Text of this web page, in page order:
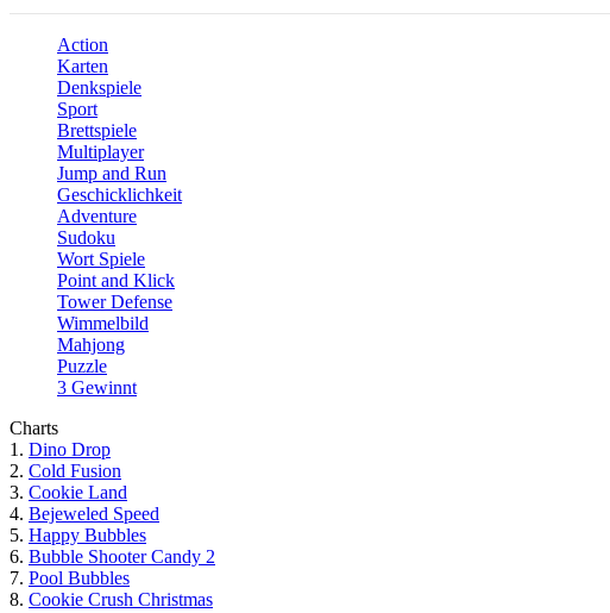
Action
Karten
Denkspiele
Sport
Brettspiele
Multiplayer
Jump and Run
Geschicklichkeit
Adventure
Sudoku
Wort Spiele
Point and Klick
Tower Defense
Wimmelbild
Mahjong
Puzzle
3 Gewinnt
Charts
1. Dino Drop
2. Cold Fusion
3. Cookie Land
4. Bejeweled Speed
5. Happy Bubbles
6. Bubble Shooter Candy 2
7. Pool Bubbles
8. Cookie Crush Christmas